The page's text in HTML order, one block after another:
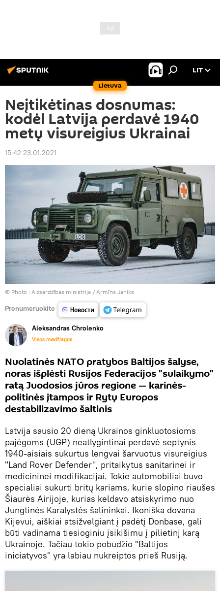
Lietuva
LIT
Neįtikėtinas dosnumas:
kodėl Latvija perdavė 1940
metų visureigius Ukrainai
15:42 23.01.2021
© Photo : Aizsardzības ministrija / Armīns Janiks
Prenumeruokite
Aleksandras Chrolenko
Visos medžiagos
Nuolatinės NATO pratybos Baltijos šalyse,
noras išplėsti Rusijos Federacijos "sulaikymo"
ratą Juodosios jūros regione — karinės-
politinės įtampos ir Rytų Europos
destabilizavimo šaltinis
Latvija sausio 20 dieną Ukrainos ginkluotosioms
pajėgoms (UGP) neatlygintinai perdavė septynis
1940-aisiais sukurtus lengvai šarvuotus visureigius
"Land Rover Defender", pritaikytus sanitarinei ir
medicininei modifikacijai. Tokie automobiliai buvo
specialiai sukurti britų kariams, kurie slopino riaušes
Šiaurės Airijoje, kurias keldavo atsiskyrimo nuo
Jungtinės Karalystės šalininkai. Ikoniška dovana
Kijevui, aiškiai atsižvelgiant į padėtį Donbase, gali
būti vadinama tiesioginiu įsikišimu į pilietinį karą
Ukrainoje. Tačiau tokio pobūdžio "Baltijos
iniciatyvos" yra labiau nukreiptos prieš Rusiją.